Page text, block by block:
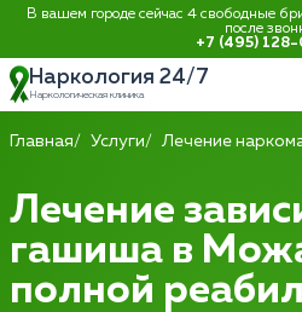
В вашем городе сейчас 4 свободные
после
+7 (495)
Наркология 24/7
Наркологическая клиника
Главная Услуги Лечение
Лечение
гашиша в
полной